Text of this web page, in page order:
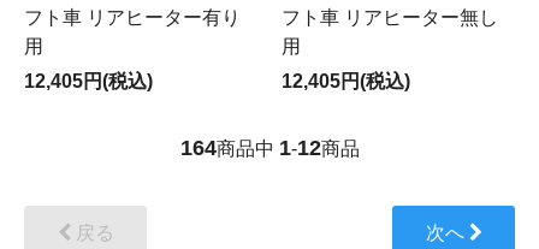
フト車 リアヒーター有り
用
12,405円(税込)
フト車 リアヒーター無し
用
12,405円(税込)
164商品中 1-12商品
戻る 次へ